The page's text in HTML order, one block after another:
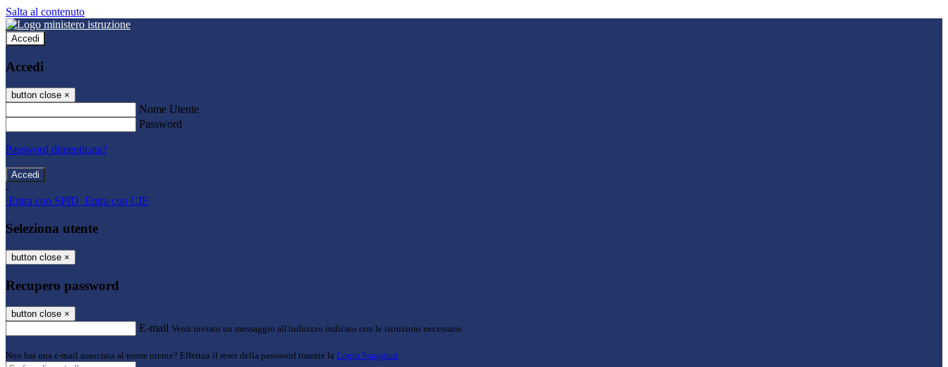
Salta al contenuto
Accedi
Accedi
button close ×
Nome Utente
Password
Password dimenticata?
-
Entra con SPID Entra con CIE
Seleziona utente
button close ×
Recupero password
button close ×
E-mail Verrà inviato un messaggio all'indirizzo indicato con le istruzioni necessarie.
Non hai una e-mail associata al nome utente? Effettua il reset della password tramite la Login Spaggiari